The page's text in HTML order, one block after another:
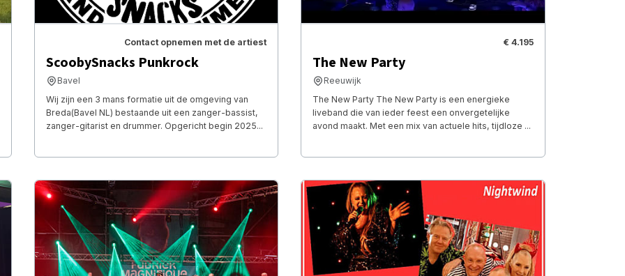
Contact opnemen met de artiest
ScoobySnacks Punkrock
Bavel
Wij zijn een 3 mans formatie uit de omgeving van
Breda(Bavel NL) bestaande uit een zanger-bassist,
zanger-gitarist en drummer. Opgericht begin 2025...
€ 4.195
The New Party
Reeuwijk
The New Party The New Party is een energieke
liveband die van ieder feest een onvergetelijke
avond maakt. Met een mix van actuele hits, tijdloze ...